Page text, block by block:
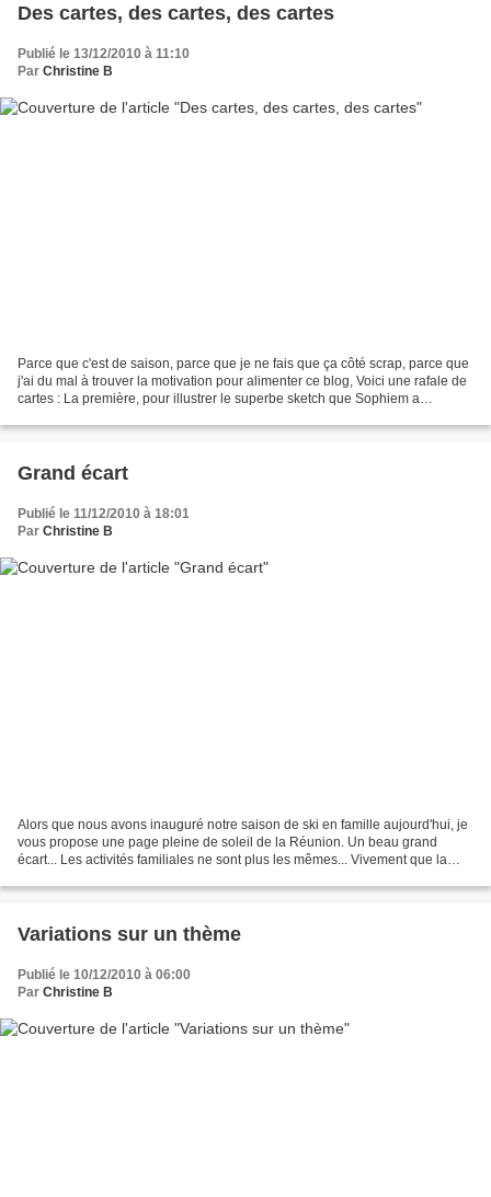
Des cartes, des cartes, des cartes
Publié le 13/12/2010 à 11:10
Par Christine B
Parce que c'est de saison, parce que je ne fais que ça côté scrap, parce que
j'ai du mal à trouver la motivation pour alimenter ce blog, Voici une rafale de
cartes : La première, pour illustrer le superbe sketch que Sophiem a
Grand écart
Publié le 11/12/2010 à 18:01
Par Christine B
Alors que nous avons inauguré notre saison de ski en famille aujourd'hui, je
vous propose une page pleine de soleil de la Réunion. Un beau grand
écart... Les activités familiales ne sont plus les mêmes... Vivement que la
Variations sur un thème
Publié le 10/12/2010 à 06:00
Par Christine B